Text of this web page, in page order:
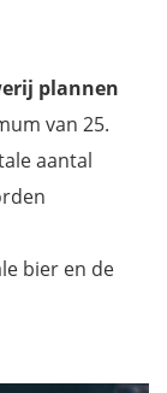
plannen
van 25.
aantal
bier en de